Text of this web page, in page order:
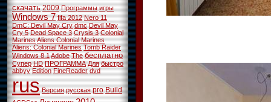
скачать 2009 Программы игры
Windows 7 fifa 2012 Nero 11
DmC: Devil May Cry dmc Devil May
Cry 5 Dead Space 3 Crysis 3 Colonial
MarinesAliens Colonial Marines
Aliens: Colonial Marines Tomb Raider
Windows 8.1Adobe The бесплатно
Супер HD ПРОГРАММА Для быстро
abbyy Edition FineReader dvd
rus Версия русская pro Build